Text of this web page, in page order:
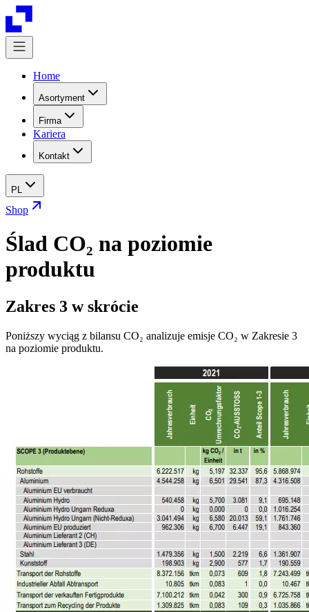
Home
Asortyment
Firma
Kariera
Kontakt
PL
Shop
Ślad CO₂ na poziomie
produktu
Zakres 3 w skrócie
Poniższy wyciąg z bilansu CO₂ analizuje emisje CO₂ w Zakresie 3
na poziomie produktu.